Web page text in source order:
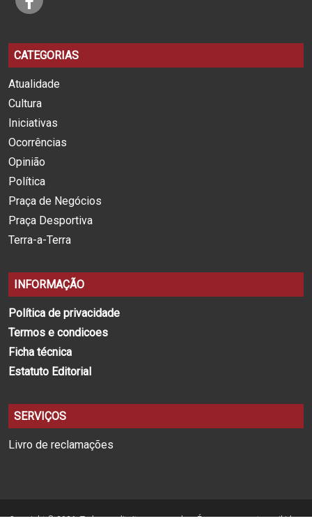
CATEGORIAS
Atualidade
Cultura
Iniciativas
Ocorrências
Opinião
Política
Praça de Negócios
Praça Desportiva
Terra-a-Terra
INFORMAÇÃO
Política de privacidade
Termos e condicoes
Ficha técnica
Estatuto Editorial
SERVIÇOS
Livro de reclamações
Copyright © 2026. Todos os direitos reservados. É expressamente proibida a